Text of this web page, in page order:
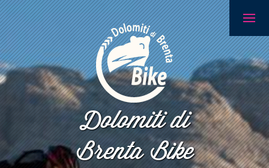
Dolomiti di
Brenta Bike